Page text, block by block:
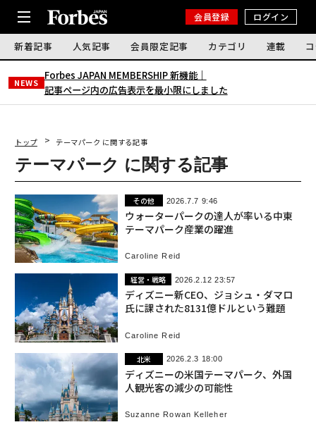
会員登録 ログイン
新着記事 人気記事 会員限定記事 カテゴリ 連載
NEWS
Forbes JAPAN MEMBERSHIP 新機能｜
記事ページ内の広告表示を最小限にしました
トップ テーマパーク に関する記事
テーマパーク に関する記事
その他 2026.7.7 9:46
ウォーターパークの達人が率いる中東
テーマパーク産業の躍進
Caroline Reid
経営・戦略 2026.2.12 23:57
ディズニー新CEO、ジョシュ・ダマロ
氏に課された8131億ドルという難題
Caroline Reid
北米 2026.2.3 18:00
ディズニーの米国テーマパーク、外国
人観光客の減少の可能性
Suzanne Rowan Kelleher